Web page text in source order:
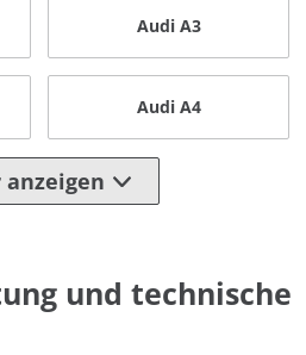
Audi A3
Audi A4
anzeigen
und technische